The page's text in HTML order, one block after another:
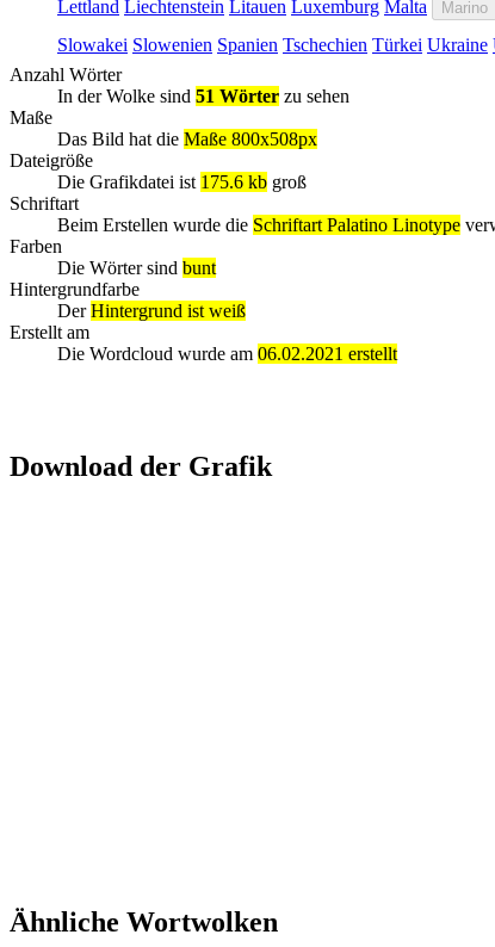
Lettland Liechtenstein Litauen Luxemburg Malta Marino
Slowakei Slowenien Spanien Tschechien Türkei Ukraine
Anzahl Wörter
In der Wolke sind 51 Wörter zu sehen
Maße
Das Bild hat die Maße 800x508px
Dateigröße
Die Grafikdatei ist 175.6 kb groß
Schriftart
Beim Erstellen wurde die Schriftart Palatino Linotype
Farben
Die Wörter sind bunt
Hintergrundfarbe
DerHintergrund ist weiß
Erstellt am
Die Wordcloud wurde am 06.02.2021 erstellt
Download der Grafik
Ähnliche Wortwolken